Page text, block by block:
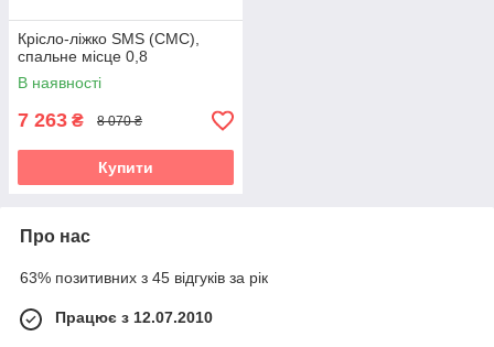
Крісло-ліжко SMS (СМС),
спальне місце 0,8
В наявності
7 263 ₴ 8 070 ₴
Купити
Про нас
63% позитивних з 45 відгуків за рік
Працює з 12.07.2010